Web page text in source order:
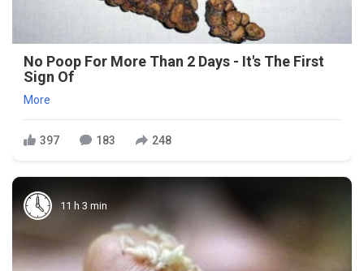
No Poop For More Than 2 Days - It's The First
Sign Of
More
397 183 248
11 h 3 min